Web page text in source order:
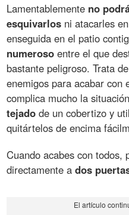
Lamentablemente no
esquivarlos ni atacarles
enseguida en el patio
numeroso entre el que
bastante peligroso. Trata
enemigos para acabar con
complica mucho la
tejado de un cobertizo y
quitártelos de encima
Cuando acabes con todos,
directamente ados